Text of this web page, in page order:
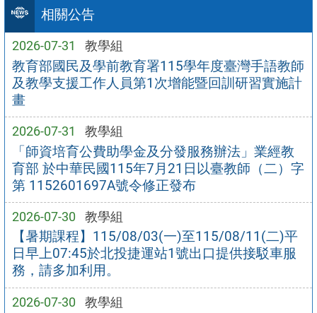
相關公告
2026-07-31 教學組
教育部國民及學前教育署115學年度臺灣手語教師
及教學支援工作人員第1次增能暨回訓研習實施計
畫
2026-07-31 教學組
「師資培育公費助學金及分發服務辦法」業經教
育部 於中華民國115年7月21日以臺教師（二）字
第 1152601697A號令修正發布
2026-07-30 教學組
【暑期課程】115/08/03(一)至115/08/11(二)平
日早上07:45於北投捷運站1號出口提供接駁車服
務，請多加利用。
2026-07-30 教學組